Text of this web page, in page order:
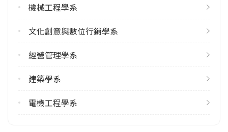
學系電話
學系地址
機械工程學系
文化創意與數位行銷學系
經營管理學系
建築學系
電機工程學系